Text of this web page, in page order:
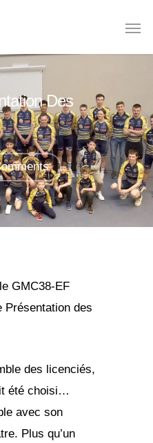
Des
GMC38-EF
Présentation des
des licenciés,
été choisi…
avec son
Plus qu’un